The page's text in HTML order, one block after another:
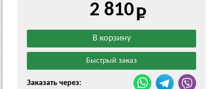
2 810
Заказать через: